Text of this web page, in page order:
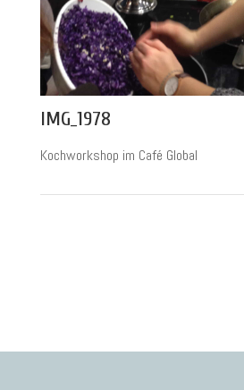
IMG_1978
Kochworkshop im Café Global